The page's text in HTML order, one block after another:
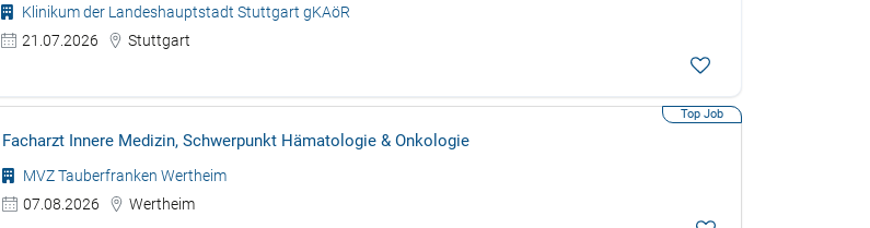
Klinikum der Landeshauptstadt Stuttgart gKAöR
21.07.2026
Stuttgart
Facharzt Innere Medizin, Schwerpunkt Hämatologie & Onkologie
MVZ Tauberfranken Wertheim
07.08.2026
Wertheim